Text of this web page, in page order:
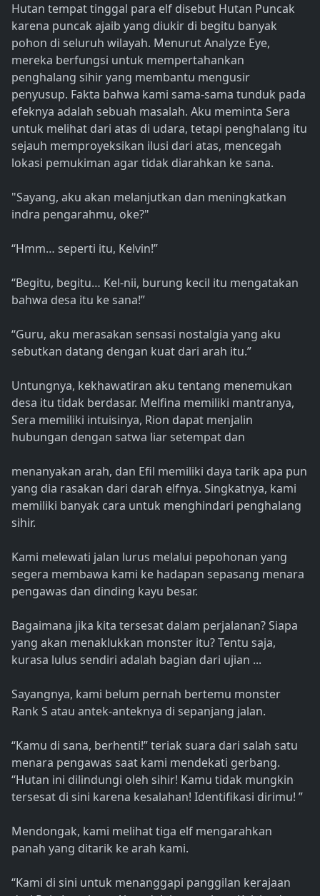
Hutan tempat tinggal para elf disebut Hutan Puncak
karena puncak ajaib yang diukir di begitu banyak
pohon di seluruh wilayah. Menurut Analyze Eye,
mereka berfungsi untuk mempertahankan
penghalang sihir yang membantu mengusir
penyusup. Fakta bahwa kami sama-sama tunduk pada
efeknya adalah sebuah masalah. Aku meminta Sera
untuk melihat dari atas di udara, tetapi penghalang itu
sejauh memproyeksikan ilusi dari atas, mencegah
lokasi pemukiman agar tidak diarahkan ke sana.
"Sayang, aku akan melanjutkan dan meningkatkan
indra pengarahmu, oke?"
“Hmm… seperti itu, Kelvin!”
“Begitu, begitu… Kel-nii, burung kecil itu mengatakan
bahwa desa itu ke sana!”
“Guru, aku merasakan sensasi nostalgia yang aku
sebutkan datang dengan kuat dari arah itu.”
Untungnya, kekhawatiran aku tentang menemukan
desa itu tidak berdasar. Melfina memiliki mantranya,
Sera memiliki intuisinya, Rion dapat menjalin
hubungan dengan satwa liar setempat dan
menanyakan arah, dan Efil memiliki daya tarik apa pun
yang dia rasakan dari darah elfnya. Singkatnya, kami
memiliki banyak cara untuk menghindari penghalang
sihir.
Kami melewati jalan lurus melalui pepohonan yang
segera membawa kami ke hadapan sepasang menara
pengawas dan dinding kayu besar.
Bagaimana jika kita tersesat dalam perjalanan? Siapa
yang akan menaklukkan monster itu? Tentu saja,
kurasa lulus sendiri adalah bagian dari ujian ...
Sayangnya, kami belum pernah bertemu monster
Rank S atau antek-anteknya di sepanjang jalan.
“Kamu di sana, berhenti!” teriak suara dari salah satu
menara pengawas saat kami mendekati gerbang.
“Hutan ini dilindungi oleh sihir! Kamu tidak mungkin
tersesat di sini karena kesalahan! Identifikasi dirimu! ”
Mendongak, kami melihat tiga elf mengarahkan
panah yang ditarik ke arah kami.
“Kami di sini untuk menanggapi panggilan kerajaan